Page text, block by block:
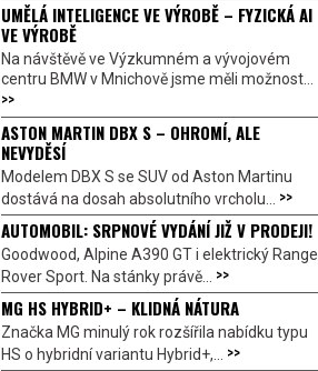
UMĚLÁ INTELIGENCE VE VÝROBĚ – FYZICKÁ AI
VE VÝROBĚ
Na návštěvě ve Výzkumném a vývojovém
centru BMW v Mnichově jsme měli možnost...
>>
ASTON MARTIN DBX S – OHROMÍ, ALE
NEVYDĚSÍ
Modelem DBX S se SUV od Aston Martinu
dostává na dosah absolutního vrcholu... >>
AUTOMOBIL: SRPNOVÉ VYDÁNÍ JIŽ V PRODEJI!
Goodwood, Alpine A390 GT i elektrický Range
Rover Sport. Na stánky právě... >>
MG HS HYBRID+ – KLIDNÁ NÁTURA
Značka MG minulý rok rozšířila nabídku typu
HS o hybridní variantu Hybrid+,... >>